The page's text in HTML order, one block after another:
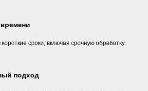
сроки, включая срочную обработку.
подход